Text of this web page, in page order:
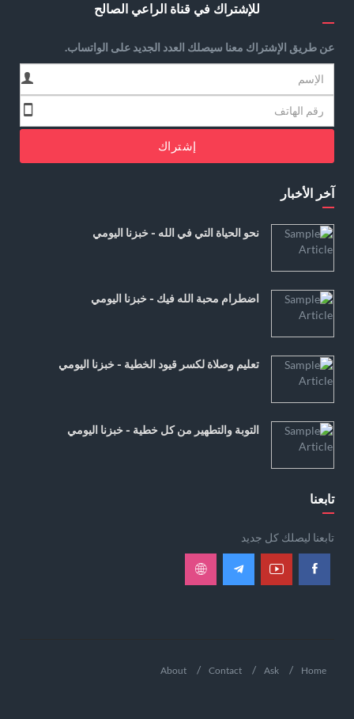
للإشتراك في قناة الراعي الصالح
عن طريق الإشتراك معنا سيصلك العدد الجديد على الواتساب.
إشتراك
آخر الأخبار
نحو الحياة التي في الله - خبزنا اليومي
اضطرام محبة الله فيك - خبزنا اليومي
تعليم وصلاة لكسر قيود الخطية - خبزنا اليومي
التوبة والتطهير من كل خطية - خبزنا اليومي
تابعنا
تابعنا ليصلك كل جديد
Home
Ask
Contact
About